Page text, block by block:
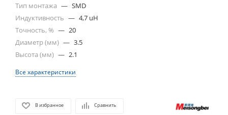
Тип монтажа — SMD
Индуктивность — 4,7 uH
Точность, % — 20
Диаметр (мм) — 3.5
Высота (мм) — 2.1
Все характеристики
В избранное Сравнить